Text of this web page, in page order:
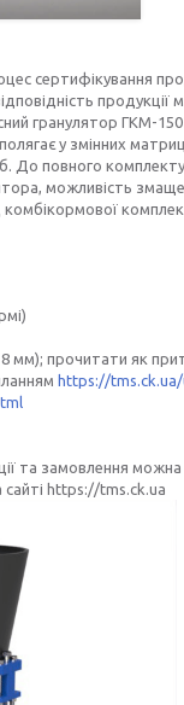
сертифікування
продукції
гранулятор ГКМ-150
у змінних
До повного
можливість
комбікормової
мм); прочитати як
https://tms.ck.ua/
та замовлення
https://tms.ck.ua